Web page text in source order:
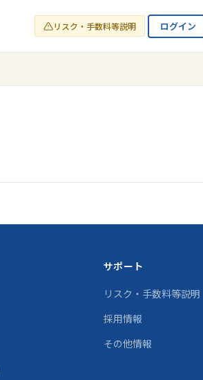
リスク・手数料等説明 ログイン
サポート
リスク・手数料等説明
採用情報
その他情報